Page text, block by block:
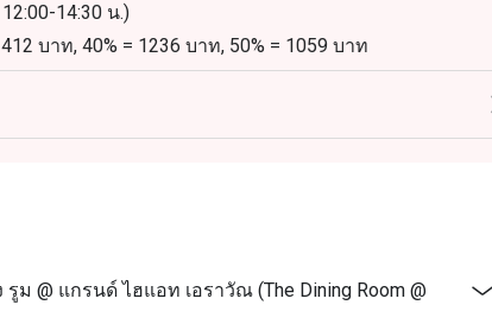
14:30 น.)
บาท, 40% = 1236 บาท, 50% = 1059 บาท
าท, 40% = 618 บาท, 50% = 530 บาท
น.)
บาท, 40% = 1648 บาท, 50% = 1412 บาท
14:30 น.)
บาท, 40% = 974 บาท, 50% = 835 บาท
ดี: 17:30-22:00 น.)
@ แกรนด์ ไฮแอท เอราวัณ (The Dining Room @